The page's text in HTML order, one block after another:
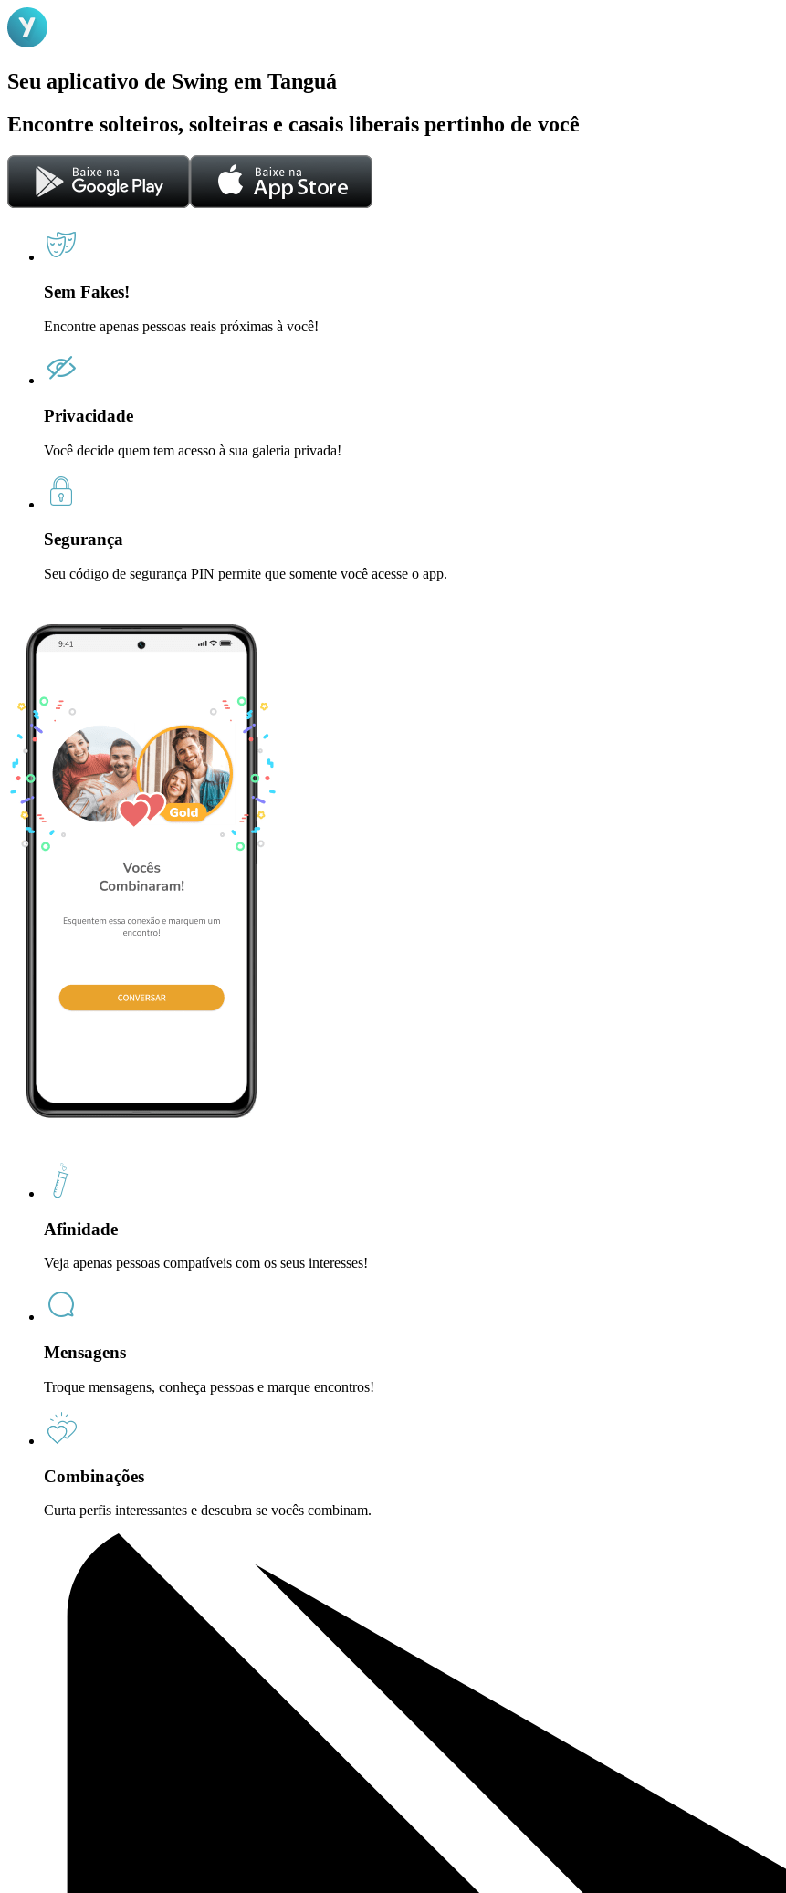
Seu aplicativo de Swing em Tanguá
Encontre solteiros, solteiras e casais liberais pertinho de você
Sem Fakes!
Encontre apenas pessoas reais próximas à você!
Privacidade
Você decide quem tem acesso à sua galeria privada!
Segurança
Seu código de segurança PIN permite que somente você acesse o app.
Afinidade
Veja apenas pessoas compatíveis com os seus interesses!
Mensagens
Troque mensagens, conheça pessoas e marque encontros!
Combinações
Curta perfis interessantes e descubra se vocês combinam.